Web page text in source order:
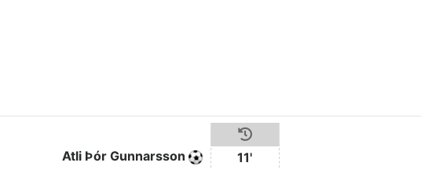
Atli Þór Gunnarsson
11'